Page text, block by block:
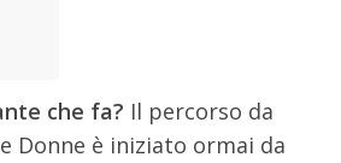
che fa? Il percorso da
Donne è iniziato ormai da